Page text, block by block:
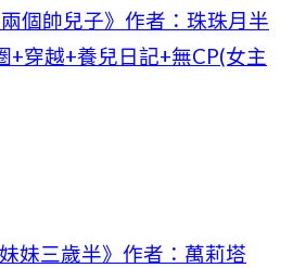
兩個帥兒子》作者：珠珠月半
+穿越+養兒日記+無CP(女主
妹妹三歲半》作者：萬莉塔